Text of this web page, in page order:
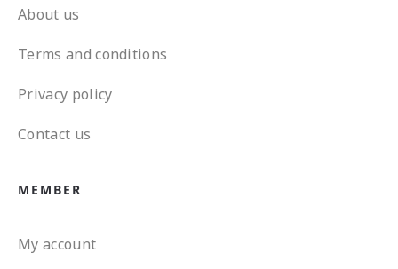
About us
Terms and conditions
Privacy policy
Contact us
MEMBER
My account